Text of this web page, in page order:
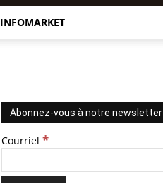
INFOMARKET
Abonnez-vous à notre newsletter
Courriel *